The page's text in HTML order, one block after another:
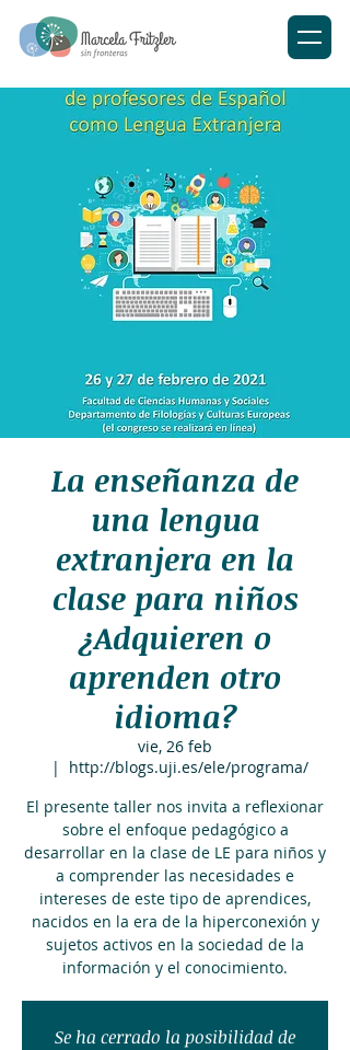
La enseñanza de
una lengua
extranjera en la
clase para niños
¿Adquieren o
aprenden otro
idioma?
vie, 26 feb
  |
http://blogs.uji.es/ele/programa/
El presente taller nos invita a reflexionar
sobre el enfoque pedagógico a
desarrollar en la clase de LE para niños y
a comprender las necesidades e
intereses de este tipo de aprendices,
nacidos en la era de la hiperconexión y
sujetos activos en la sociedad de la
información y el conocimiento.
Se ha cerrado la posibilidad de